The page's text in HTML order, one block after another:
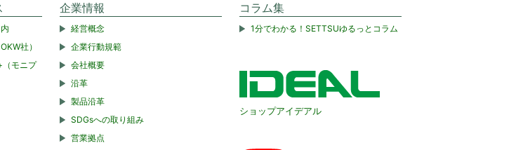
社）
（モニプ
企業情報
経営概念
企業行動規範
会社概要
沿革
製品沿革
SDGsへの取り組み
営業拠点
コラム集
1分でわかる！SETTSUゆるっとコラム
ショップアイデアル